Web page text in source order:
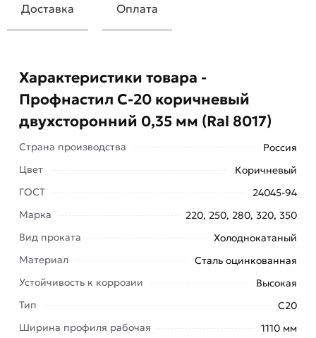
Доставка Оплата
Профнастил С-20 коричневый двухсторонний
строительстве, как в качестве временных
ограждающих конструкций вокруг строительных
площадок, так и в качестве строительной не
снимаемой опалубки (при возведении
Характеристики товара -
Профнастил С-20 коричневый
двухсторонний 0,35 мм (Ral 8017)
Страна производства
Россия
Цвет
Коричневый
ГОСТ
24045-94
Марка
220, 250, 280, 320, 350
Вид проката
Холоднокатаный
Материал
Сталь оцинкованная
Устойчивость к коррозии
Высокая
Тип
С20
Ширина профиля рабочая
1110 мм